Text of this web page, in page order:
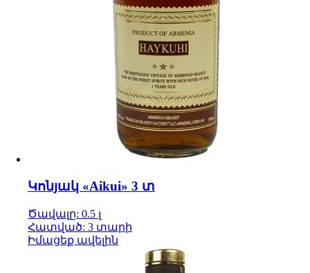
Կոնյակ «Aikui» 3 տ
Ծավալը: 0.5 լ
Հատված: 3 տարի
Իմացեք ավելին